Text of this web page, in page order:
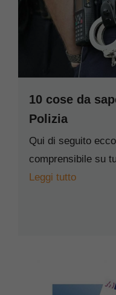
10 cose da
Polizia
Qui di seguito
comprensibile su
Leggi tutto